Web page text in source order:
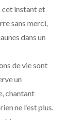
cet instant et
sans merci,
dans un
de vie sont
un
chantant
ne l’est plus.